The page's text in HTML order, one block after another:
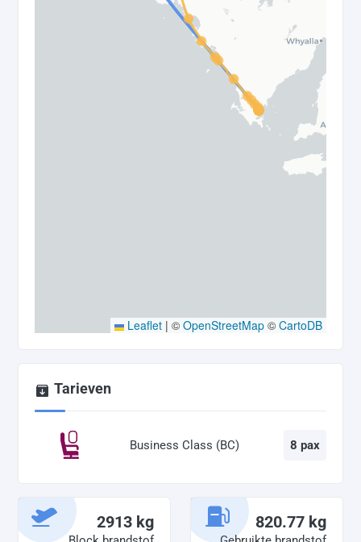
Leaflet | © OpenStreetMap © CartoDB
Tarieven
Business Class (BC) 8 pax
2913 kg 820.77 kg